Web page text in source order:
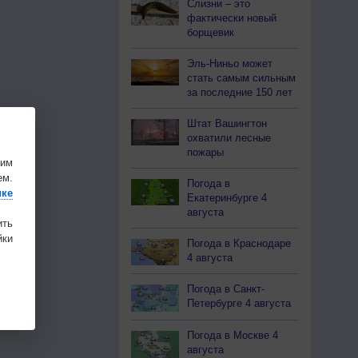
Слизни – это
фактически новый
борщевик
Эль-Ниньо может
стать самым сильным
за последние 150 лет
Штат Вашингтон
охватили лесные
пожары
Погода в
Екатеринбурге 4
августа
Погода в Краснодаре
4 августа
Погода в Санкт-
Петербурге 4 августа
Погода в Москве 4
августа